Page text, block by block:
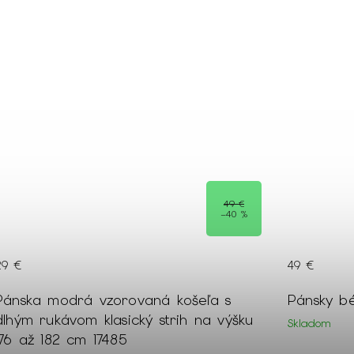
49 €
–40 %
modrá vzorovaná košeľa s
rukávom klasický strih na výšku
až 182 cm 17485
€
Pánsky
Skladom
49 €